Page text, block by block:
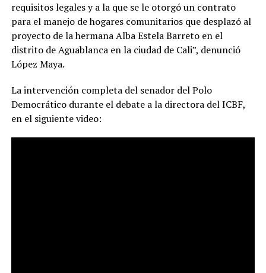
requisitos legales y a la que se le otorgó un contrato
para el manejo de hogares comunitarios que desplazó al
proyecto de la hermana Alba Estela Barreto en el
distrito de Aguablanca en la ciudad de Cali”, denunció
López Maya.
La intervención completa del senador del Polo
Democrático durante el debate a la directora del ICBF,
en el siguiente video: